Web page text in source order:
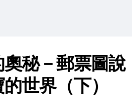
奧秘－郵票圖說
世界（下）